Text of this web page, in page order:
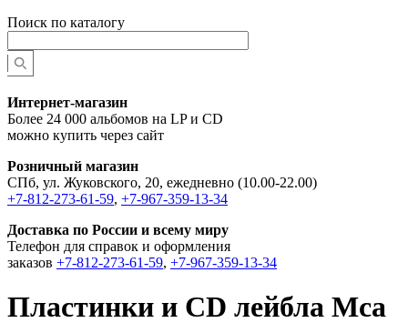
Поиск по каталогу
Интернет-магазин
Более 24 000 альбомов на LP и CD
можно купить через сайт
Розничный магазин
СПб, ул. Жуковского, 20, ежедневно (10.00-22.00)
+7-812-273-61-59, +7-967-359-13-34
Доставка по России и всему миру
Телефон для справок и оформления
заказов +7-812-273-61-59, +7-967-359-13-34
Пластинки и CD лейбла Mca